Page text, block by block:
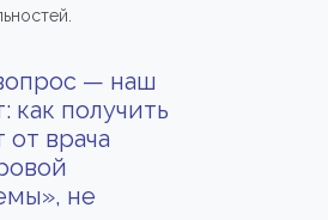
— наш
как получить
от врача
не